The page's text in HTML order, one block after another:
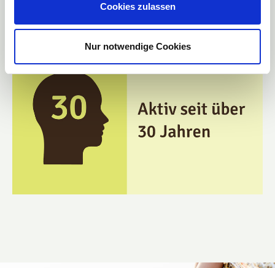
Cookies zulassen
Nur notwendige Cookies